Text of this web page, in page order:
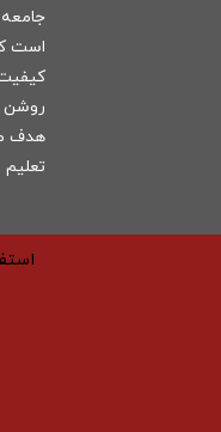
جامعه
است
روشن
هدف
تعلیم